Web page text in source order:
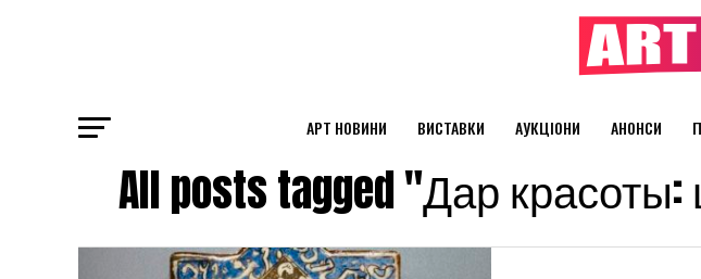
АРТ НОВИНИ ВИСТАВКИ АУКЦІОНИ АНОНСИ
All posts tagged "Дар